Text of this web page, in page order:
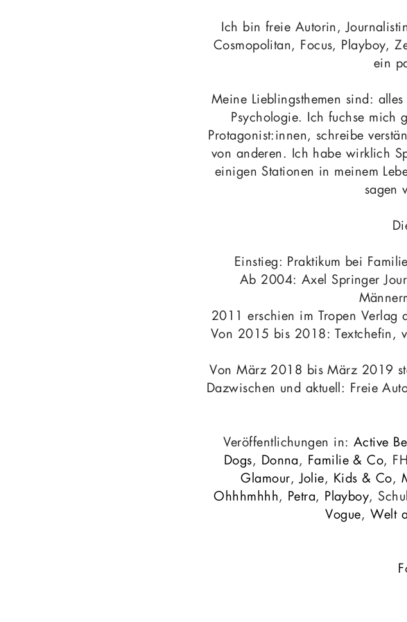
Ich bin freie Autorin,
Cosmopolitan, Focus, Playboy,
ein
Meine Lieblingsthemen sind:
Psychologie. Ich fuchse mich
Protagonist:innen, schreibe
von anderen. Ich habe wirklich
einigen Stationen in meinem
sagen
Einstieg: Praktikum bei
Ab 2004: Axel Springer
2011 erschien im Tropen Verlag
Von 2015 bis 2018: Textchefin,
Von März 2018 bis März 2019
Dazwischen und aktuell: Freie
Veröffentlichungen in: Active
Dogs, Donna, Familie & Co,
Glamour,Jolie, Kids & Co,
Ohhhmhhh, Petra, Playboy,
Vogue, Welt